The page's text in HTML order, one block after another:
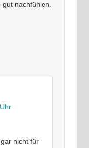
nachfühlen.
nicht für